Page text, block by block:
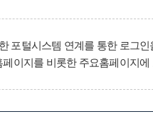
포털시스템 연계를 통한 로그
이지를 비롯한 주요홈페이지